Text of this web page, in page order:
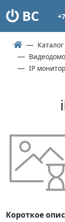
ВС
IP
Короткое